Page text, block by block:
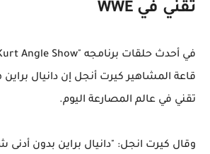
تقني في WWE
قاعة المشاهير كيرت أنجل إن دانيال
تقني في عالم المصارعة اليوم.
وقال كيرت انجل: "دانيال براين بدون أدنى